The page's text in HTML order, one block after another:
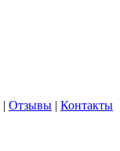
| Отзывы | Контакты